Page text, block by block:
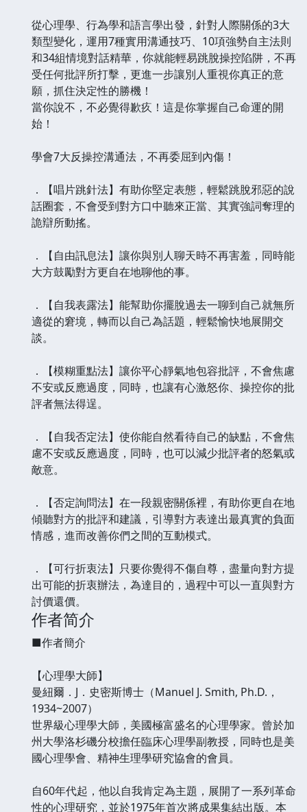
從心理學、行為學和語言學出發，針對人際關係的3大
類型變化，運用7種實用溝通技巧、10項強勢自主法則
和34組情境對話精華，你就能輕易跳脫操控陷阱，不再
受任何批評所打擊，更進一步讓別人重視你真正的意
願，抓住決定性的勝機！
當你說不，不必覺得歉疚！這是你掌握自己命運的開
始！
學會7大反操控溝通法，不再委屈到內傷！
．【唱片跳針法】有助你堅定表態，輕鬆跳脫邪惡的說
話圈套，不會受到對方口中聽來正當、其實強詞奪理的
詭辯所動搖。
．【自由訊息法】讓你與別人聊天時不再害羞，同時能
大方鼓勵對方更自在地聊他的事。
．【自我表露法】能幫助你擺脫過去一聊到自己就無所
適從的窘境，轉而以自己為話題，輕鬆愉快地展開交
談。
．【模糊重點法】讓你平心靜氣地包容批評，不會焦慮
不安或反應過度，同時，也讓有心激怒你、操控你的批
評者無法得逞。
．【自我否定法】使你能自然看待自己的缺點，不會焦
慮不安或反應過度，同時，也可以減少批評者的怒氣或
敵意。
．【否定詢問法】在一段親密關係裡，有助你更自在地
傾聽對方的批評和建議，引導對方表達出最真實的負面
情感，進而改善你們之間的互動模式。
．【可行折衷法】只要你覺得不傷自尊，盡量向對方提
出可能的折衷辦法，為達目的，過程中可以一直與對方
討價還價。
作者简介
■作者簡介
【心理學大師】
曼紐爾．J．史密斯博士（Manuel J. Smith, Ph.D.，
1934~2007）
世界級心理學大師，美國極富盛名的心理學家。曾於加
州大學洛杉磯分校擔任臨床心理學副教授，同時也是美
國心理學會、精神生理學研究協會的會員。
自60年代起，他以自我肯定為主題，展開了一系列革命
性的心理研究，並於1975年首次將成果集結出版。本